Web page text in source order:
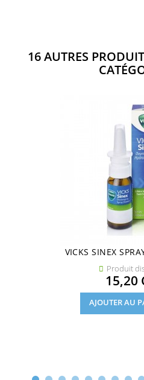
16 AUTRES
VICKS SINEX
 Produit
15,20
AJOUTER AU